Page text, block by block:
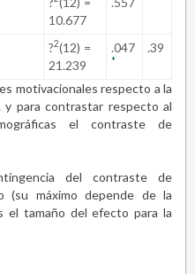
10.677
?2(12) =
21.239
.047
*
.39
motivacionales respecto a la
para contrastar respecto al
el contraste de
del contraste de
(su máximo depende de la
el tamaño del efecto para la